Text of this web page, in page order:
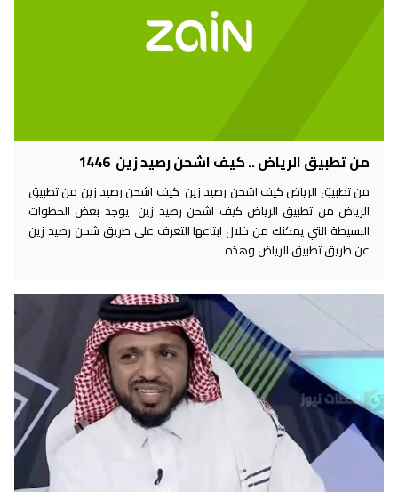
من تطبيق الرياض .. كيف اشحن رصيد زين 1446
من تطبيق الرياض كيف اشحن رصيد زين كيف اشحن رصيد زين من تطبيق
الرياض من تطبيق الرياض كيف اشحن رصيد زين يوجد بعض الخطوات
البسيطة التي يمكنك من خلال ابتاعها التعرف على طريق شحن رصيد زين
عن طريق تطبيق الرياض وهذه